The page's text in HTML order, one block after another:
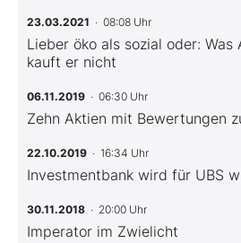
23.03.2021 · 08:08 Uhr
Lieber öko als sozial oder:
kauft er nicht
06.11.2019 · 06:30 Uhr
Zehn Aktien mit Bewertungen
22.10.2019 · 16:34 Uhr
Investmentbank wird für UBS
30.11.2018 · 20:00 Uhr
Imperator im Zwielicht